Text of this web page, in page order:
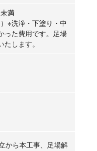
満
※洗浄・下塗り・中
った費用です。足場
します。
から本工事、足場解